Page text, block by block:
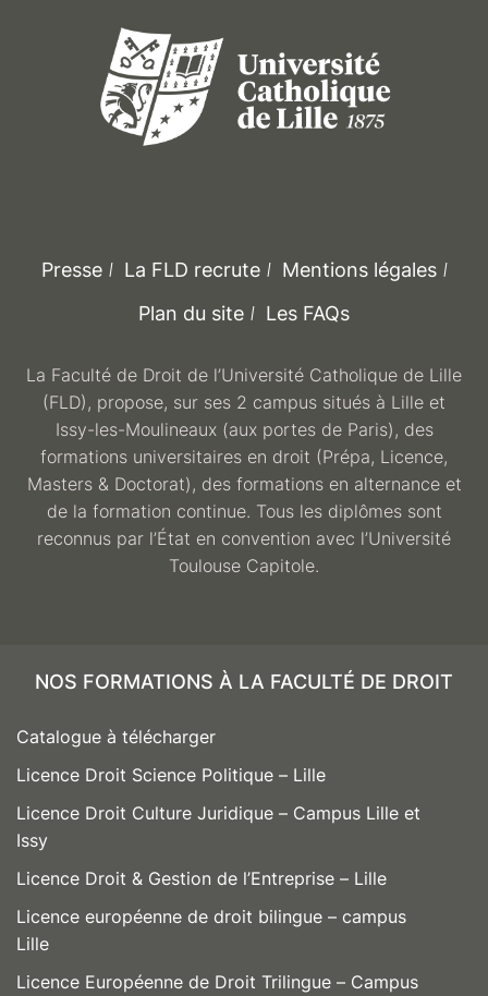
Presse La FLD recrute
Mentions légales
Plan du site
Les FAQs
La Faculté de Droit de l’Université Catholique de Lille
(FLD), propose, sur ses 2 campus situés à Lille et
Issy-les-Moulineaux (aux portes de Paris), des
formations universitaires en droit (Prépa, Licence,
Masters & Doctorat), des formations en alternance et
de la formation continue. Tous les diplômes sont
reconnus par l’État en convention avec l’Université
Toulouse Capitole.
NOS FORMATIONS À LA FACULTÉ DE DROIT
Catalogue à télécharger
Licence Droit Science Politique – Lille
Licence Droit Culture Juridique – Campus Lille et
Issy
Licence Droit & Gestion de l’Entreprise – Lille
Licence européenne de droit bilingue – campus
Lille
Licence Européenne de Droit Trilingue – Campus